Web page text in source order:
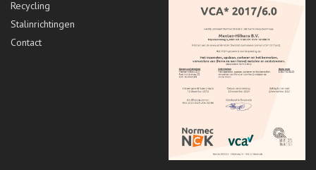
Recycling
Stalinrichtingen
Contact